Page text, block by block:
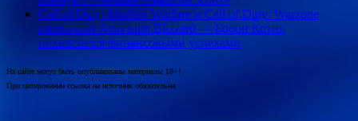
Call of Duty: Modern Warfare и Call of Duty: Warzone
озолотили Activision Blizzard — Бобби Котик
похвастался финансовыми успехами
На сайте могут быть опубликованы материалы 18+!
При цитировании ссылка на источник обязательна.